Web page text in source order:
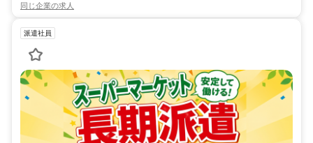
同じ企業の求人
派遣社員